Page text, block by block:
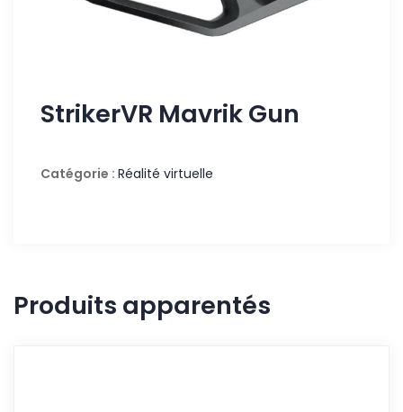
StrikerVR Mavrik Gun
Catégorie : Réalité virtuelle
Produits apparentés